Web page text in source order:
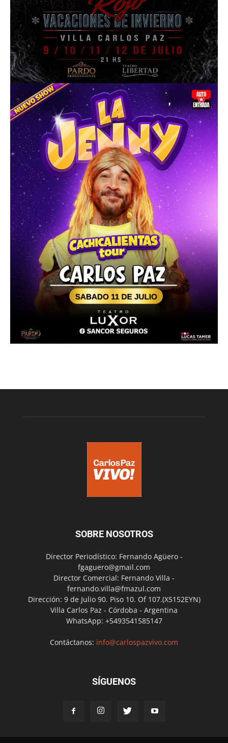
SOBRE NOSOTROS
Director Periodístico: Fernando Agüero -
fgaguero@gmail.com
Director Comercial: Fernando Villa -
fernando.villa@fmazul.com
Dirección: 9 de Julio 90. Piso 10. Of 107.(X5152EYN)
Villa Carlos Paz - Córdoba - Argentina
WhatsApp: +5493541585147
Contáctanos: info@carlospazvivo.com
SÍGUENOS